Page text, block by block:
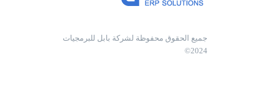
جميع الحقوق محفوظة لشركة بابل للبرمجيات
2024©